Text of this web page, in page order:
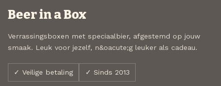
Beer in a Box
Verrassingsboxen met speciaalbier, afgestemd op jouw
smaak. Leuk voor jezelf, n&oacute;g leuker als cadeau.
✓ Veilige betaling ✓ Sinds 2013